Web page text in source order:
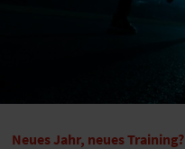
Neues Jahr, neues Training?